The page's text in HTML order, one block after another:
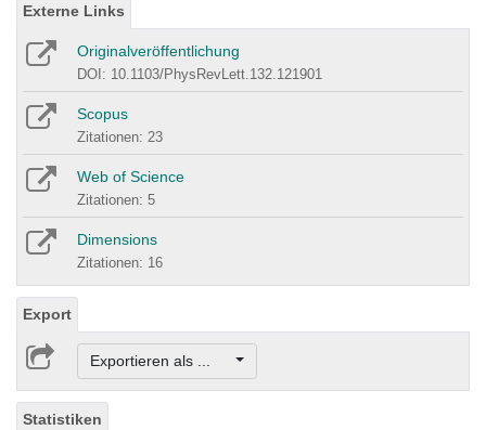
Externe Links
Originalveröffentlichung
DOI: 10.1103/PhysRevLett.132.121901
Scopus
Zitationen: 23
Web of Science
Zitationen: 5
Dimensions
Zitationen: 16
Export
Exportieren als ...
Statistiken